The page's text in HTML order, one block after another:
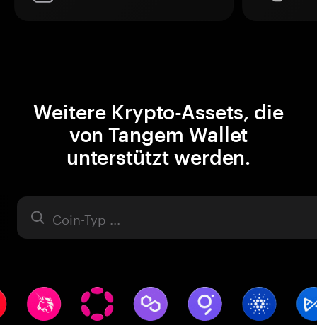
Weitere Krypto-Assets, die
von Tangem Wallet
unterstützt werden.
Asset